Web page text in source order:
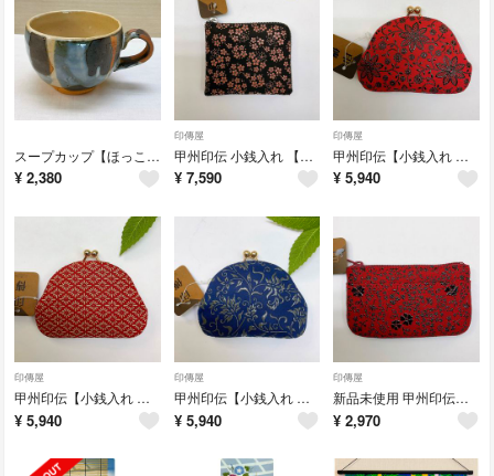
スープカップ【ほっこりマグ 乱十草】マグカップ カフェオレ 新品未使用品
¥ 2,380
印傳屋
甲州印伝 小銭入れ 【忘れな草 黒×ピンク】鹿革 印傳屋 母の日ギフト 新品
¥ 7,590
印傳屋
甲州印伝【小銭入れ クレマチス 赤×黒漆】がま口 還暦 母の日 春財布 新品
¥ 5,940
印傳屋
甲州印伝【小銭入れ 菱菊 赤×白漆】がま口 還暦 母の日 春財布 小物入れ 新品
¥ 5,940
印傳屋
甲州印伝【小銭入れ 花唐草 紺×グレー漆】がま口 還暦 母の日 春財布 新品
¥ 5,940
印傳屋
新品未使用 甲州印伝【小銭入れ アメリカンブルー 赤×黒漆】印傳屋 コインケース
¥ 2,970